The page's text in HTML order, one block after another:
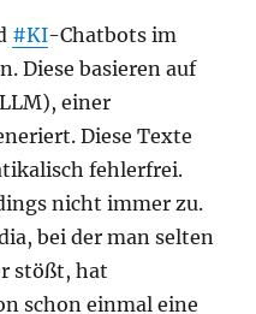
#KI-Chatbots im
Diese basieren auf
einer
Diese Texte
fehlerfrei.
nicht immer zu.
bei der man selten
stößt, hat
schon einmal eine